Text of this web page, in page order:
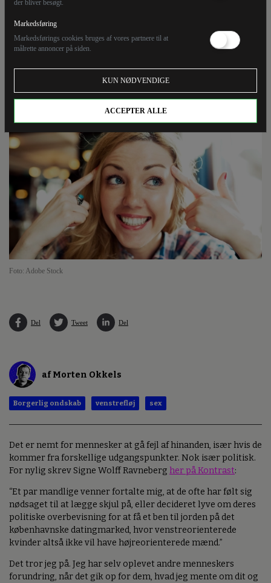
der bliver besøgt.
Markedsføring
Markedsførings cookies bruges af vores partnere til at
målrette annoncer på siden.
KUN NØDVENDIGE
ACCEPTER ALLE
datingpartner
Morten Okkels leverer råd til dig, der gerne vil forstå
whatever. Og til dig, der selv vil forstås. Behovet er der
Foto: Adobe Stock
Del Tweet Del
af Morten Okkels
Borgerlig ondskab venstrefløj sex
Det er nemt for mennesker at gå fejl af hinanden, især hvis de
kommer fra forskellige udgangspunkter. Nok især politisk.
For nylig skrev Signe Wolff Ravneberg her på Kontrast:
“Et par mandlige venner fortalte mig, at de ofte har følt sig
nødsaget til at lægge skjul på, eller decideret lyve om deres
politiske overbevisning for at få et ben til jorden på det
københavnske datingmarked, hvor venstreorienterede
kvinder altså ikke vil have højreorienterede mænd.”
Det tror jeg på. Jeg har selv oplevet andre menneskers
forundring, når det gik op for dem, hvad jeg mente om dit og